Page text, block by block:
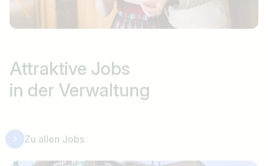
Attraktive Jobs
in der Verwaltung
Zu allen Jobs